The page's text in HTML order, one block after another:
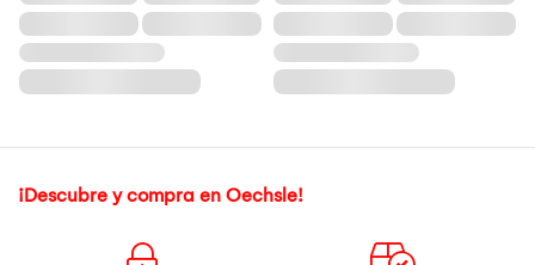
¡Descubre y compra en Oechsle!